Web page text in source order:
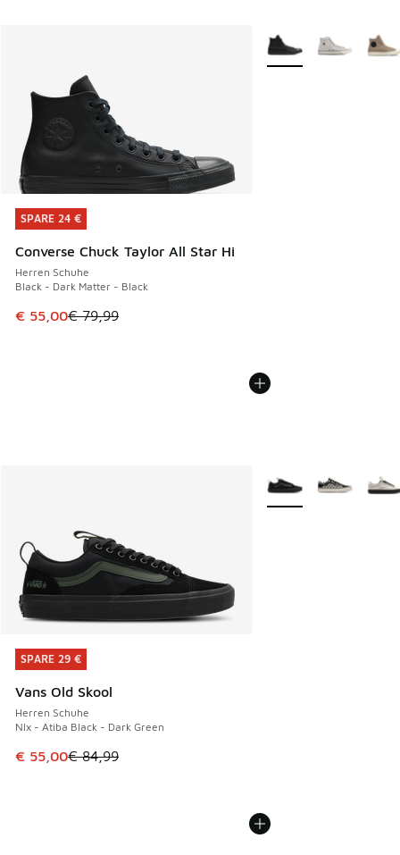
SPARE 24 €
Converse Chuck Taylor All Star Hi
Herren Schuhe
Black - Dark Matter - Black
Dieser Artikel ist im Sale. Der Preis ist von € 79,99 auf €
€ 55,00€ 79,99
SPARE 24 €
Weitere Farben
SPARE 29 €
Vans Old Skool
Herren Schuhe
Nlx - Atiba Black - Dark Green
Dieser Artikel ist im Sale. Der Preis ist von € 84,99 auf €
€ 55,00€ 84,99
SPARE 29 €
Weitere Farben